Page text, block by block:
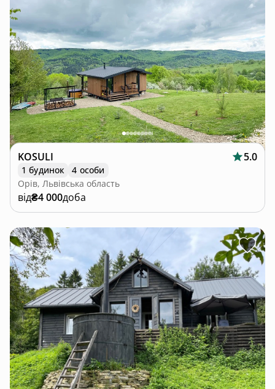
KOSULI 5.0
1 будинок
4 особи
Орів, Львівська область
від₴4 000доба